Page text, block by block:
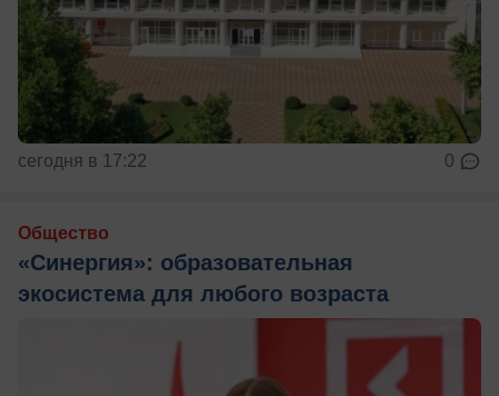
сегодня в 17:22 0
Общество
«Синергия»: образовательная
экосистема для любого возраста